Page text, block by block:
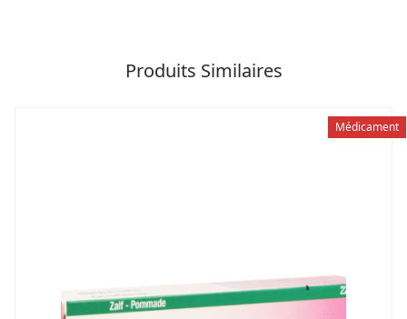
Produits Similaires
Médicament